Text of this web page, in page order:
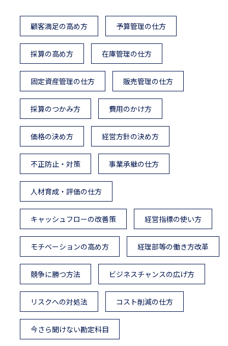
顧客満足の高め方 予算管理の仕方
採算の高め方 在庫管理の仕方
固定資産管理の仕方 販売管理の仕方
採算のつかみ方 費用のかけ方
価格の決め方 経営方針の決め方
不正防止・対策 事業承継の仕方
人材育成・評価の仕方
キャッシュフローの改善策 経営指標の使い方
モチベーションの高め方 経理部等の働き方改革
競争に勝つ方法 ビジネスチャンスの広げ方
リスクへの対処法 コスト削減の仕方
今さら聞けない勘定科目